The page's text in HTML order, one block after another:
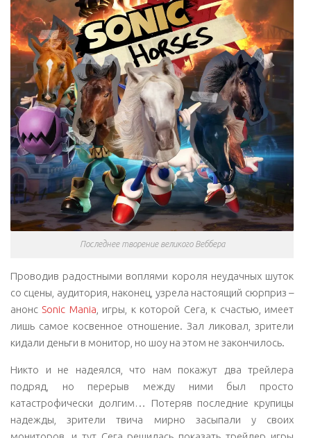
Последнее творение великого Веббера
Проводив радостными воплями короля неудачных шуток
со сцены, аудитория, наконец, узрела настоящий сюрприз –
анонс Sonic Mania , игры, к которой Сега, к счастью, имеет
лишь самое косвенное отношение. Зал ликовал, зрители
кидали деньги в монитор, но шоу на этом не закончилось.
Никто и не надеялся, что нам покажут два трейлера
подряд, но перерыв между ними был просто
катастрофически долгим… Потеряв последние крупицы
надежды, зрители твича мирно засыпали у своих